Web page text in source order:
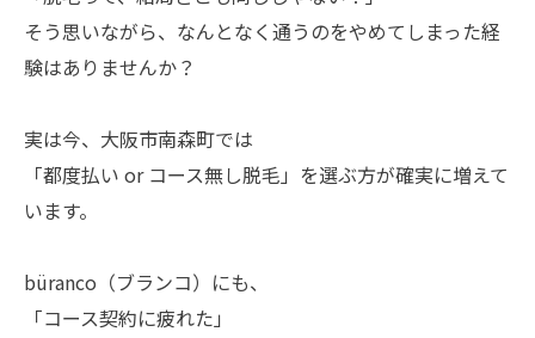
そう思いながら、なんとなく通うのをやめてしまった経
験はありませんか？
実は今、大阪市南森町では
「都度払い or コース無し脱毛」を選ぶ方が確実に増えて
います。
büranco（ブランコ）にも、
「コース契約に疲れた」